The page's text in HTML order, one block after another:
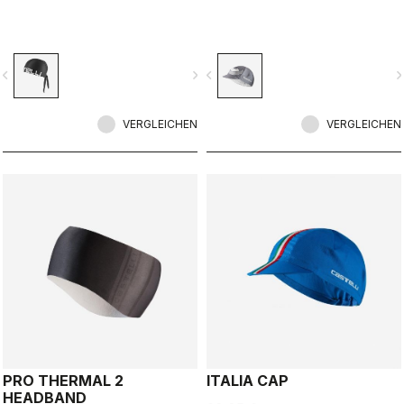
navigate_next
VERGLEICHEN
navigate_before
VERGLEICHEN
PRO THERMAL 2
HEADBAND
ITALIA CAP